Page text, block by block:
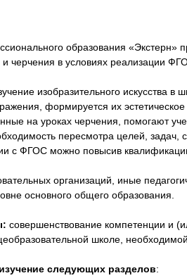
образования
черчения в условиях реализации
изобразительного искусства
формируется их
на уроках черчения, помогают
пересмотра целей,
с ФГОС можно повысив
организаций, иные
основного общего образования.
совершенствование компетенции и
школе,
следующих разделов: